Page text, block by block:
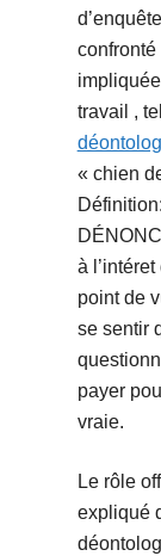
travail ,
« chien
à
point de
se sentir
payer
vraie.
Le rôle
expliqué